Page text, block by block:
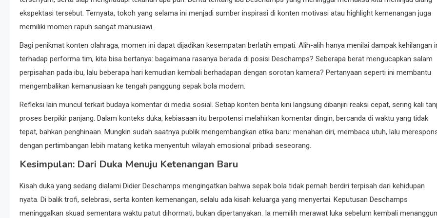
ekspektasi tersebut. Ternyata, tokoh yang selama ini menjadi sumber inspirasi di konten motivasi atau highlight kemenangan juga
memiliki momen rapuh sangat manusiawi.
Bagi penikmat konten olahraga, momen ini dapat dijadikan kesempatan berlatih empati. Alih-alih hanya menilai dampak kehilangan
terhadap performa tim, kita bisa bertanya: bagaimana rasanya berada di posisi Deschamps? Seberapa berat mengucapkan salam
perpisahan pada ibu, lalu beberapa hari kemudian kembali berhadapan dengan sorotan kamera? Pertanyaan seperti ini membantu
mengembalikan kemanusiaan ke tengah panggung sepak bola modern.
Refleksi lain muncul terkait budaya komentar di media sosial. Setiap konten berita kini langsung dibanjiri reaksi cepat, sering kali
proses berpikir panjang. Dalam konteks duka, kebiasaan itu berpotensi melahirkan komentar dingin, bercanda di waktu yang tidak
tepat, bahkan penghinaan. Mungkin sudah saatnya publik mengembangkan etika baru: menahan diri, membaca utuh, lalu
dengan pertimbangan lebih matang ketika menyentuh wilayah emosional pribadi seseorang.
Kesimpulan: Dari Duka Menuju Ketenangan Baru
Kisah duka yang sedang dialami Didier Deschamps mengingatkan bahwa sepak bola tidak pernah berdiri terpisah dari kehidupan
nyata. Di balik trofi, selebrasi, serta konten kemenangan, selalu ada kisah keluarga yang menyertai. Keputusan Deschamps
meninggalkan skuad sementara waktu patut dihormati, bukan dipertanyakan. Ia memilih merawat luka sebelum kembali